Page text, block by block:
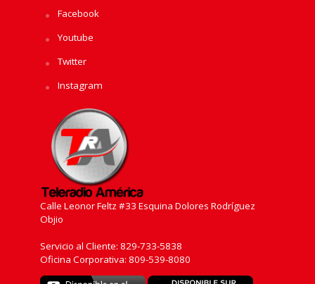
Facebook
Youtube
Twitter
Instagram
Calle Leonor Feltz #33 Esquina Dolores Rodríguez
Objio
Servicio al Cliente: 829-733-5838
Oficina Corporativa: 809-539-8080